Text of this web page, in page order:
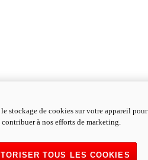
stockage de cookies sur votre appareil pour
à nos efforts de marketing.
TOUS LES COOKIES